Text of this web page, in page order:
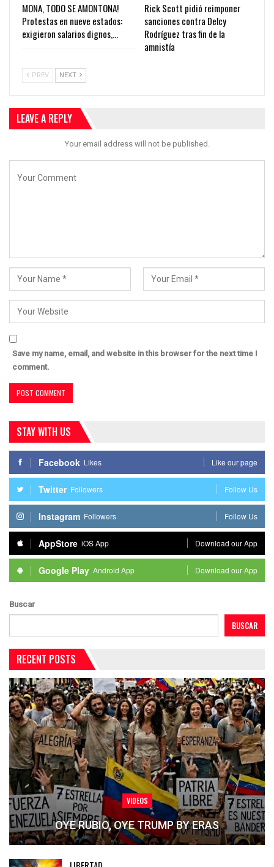
MONA, TODO SE AMONTONA!
Protestas en nueve estados:
exigieron salarios dignos,…
Rick Scott pidió reimponer
sanciones contra Delcy
Rodríguez tras fin de la
amnistía
PREV NEXT
LEAVE A REPLY
Your email address will not be published.
Save my name, email, and website in this browser for the next time I
comment.
STAY WITH US
Facebook Likes Like our page
Twitter Followers Follow Us
Instagram Followers Follow Us
AppStore iOS App Download our App
Google Play Android App Download our App
Buscar
BUSCAR
RECENT POSTS
VIDEOS
OYE RUBIO, OYE TRUMP BY ERAS